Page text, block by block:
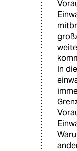
In